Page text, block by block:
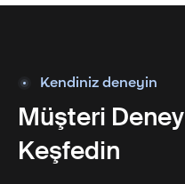
Kendiniz deneyin
Müşteri
Keşfedin